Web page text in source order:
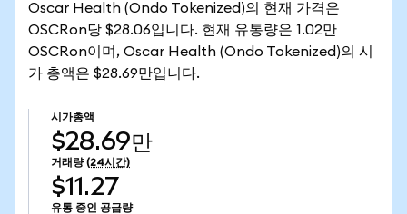
Oscar Health (Ondo Tokenized)의 현재 가격은
OSCRon당 $28.06입니다. 현재 유통량은 1.02만
OSCRon이며, Oscar Health (Ondo Tokenized)의 시
가 총액은 $28.69만입니다.
시가총액
$28.69만
거래량 (24시간)
$11.27
유통 중인 공급량